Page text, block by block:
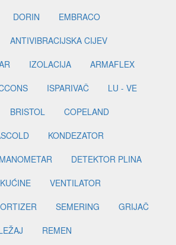
DORIN
EMBRACO
ANTIVIBRACIJSKA CIJEV
IZOLACIJA
ARMAFLEX
ISPARIVAČ
LU - VE
BRISTOL
COPELAND
KONDEZATOR
MANOMETAR
DETEKTOR PLINA
VENTILATOR
SEMERING
GRIJAČ
REMEN